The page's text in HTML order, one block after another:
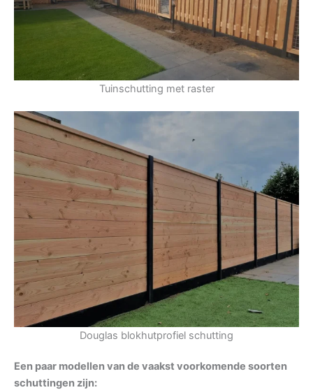
Tuinschutting met raster
Douglas blokhutprofiel schutting
Een paar modellen van de vaakst voorkomende soorten
schuttingen zijn: